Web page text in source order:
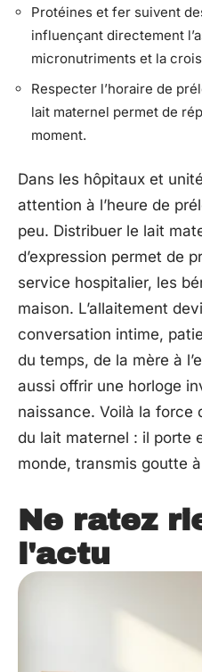
Protéines et fer suivent
influençant directement
micronutriments et la
Respecter l’horaire de
lait maternel permet de
moment.
Dans les hôpitaux et
attention à l’heure de
peu. Distribuer le lait
d’expression permet de
service hospitalier, les
maison. L’allaitement
conversation intime,
du temps, de la mère à
aussi offrir une horloge
naissance. Voilà la force
du lait maternel : il porte
monde, transmis goutte
Ne ratez
l'actu